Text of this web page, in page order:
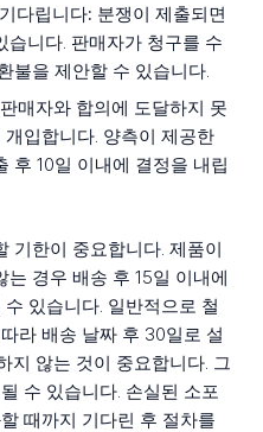
다립니다: 분쟁이 제출되면
습니다. 판매자가 청구를 수
불을 제안할 수 있습니다.
판매자와 합의에 도달하지 못
입합니다. 양측이 제공한
후 10일 이내에 결정을 내립
기한이 중요합니다. 제품이
경우 배송 후 15일 이내에
있습니다. 일반적으로 철
라 배송 날짜 후 30일로 설
지 않는 것이 중요합니다. 그
수 있습니다. 손실된 소포
때까지 기다린 후 절차를